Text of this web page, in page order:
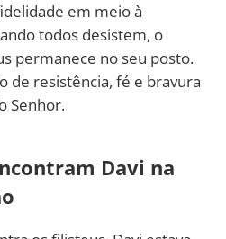
em meio à
todos desistem, o
permanece no seu posto.
de resistência, fé e bravura
Senhor.
Davi na